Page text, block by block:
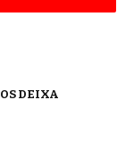
DEIXA